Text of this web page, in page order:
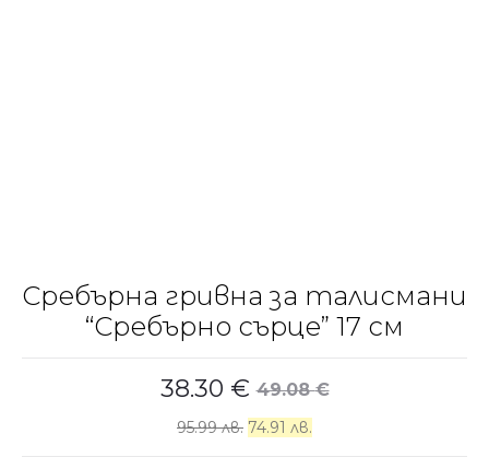
Сребърна гривна за талисмани
“Сребърно сърце” 17 см
49.08€
38.30 €
95.99 лв. 74.91 лв.